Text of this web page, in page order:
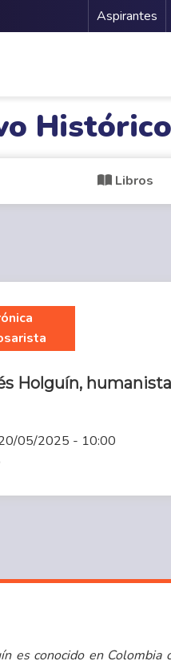
Aspirantes
Histórico
Libros
Holguín, humanista
05/2025 - 10:00
es conocido en Colombia